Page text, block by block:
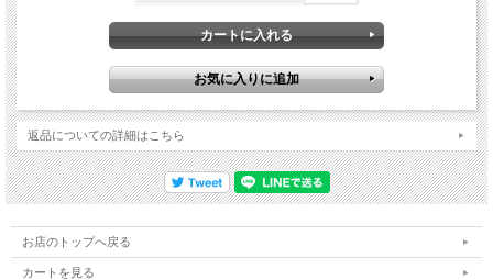
返品についての詳細はこちら
お店のトップへ戻る
カートを見る